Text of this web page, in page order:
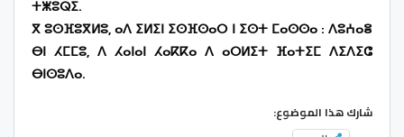
ⵜⵥⵓⵕⵉ.
ⴳ ⵓⵙⴼⵓⴳⵍⵓ, ⴰⴷ ⵉⵍⵉⵏ ⵉⵙⴼⵙⴰⵔ ⵏ ⵉⵙⵜ ⵎⴰⵙⵙⴰ : ⴷⵓⵄⴰⴻ
ⴱⵏ ⵃⵎⵎⵓ, ⴷ ⵃⴰⵏⴰⵏ ⵃⴰⴽⴽⴰ ⴷ ⴰⵔⵍⵉⵜ ⴼⴰⵜⵉⵎ ⴷⵉⴷⵉⵛ
ⴱⵏⵙⵓⴷⴰ.
شارك هذا الموضوع: